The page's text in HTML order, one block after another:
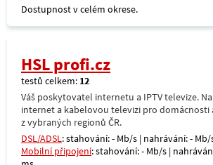
Dostupnost v celém okrese.
HSL profi.cz
testů celkem: 12
Váš poskytovatel internetu a IPTV televize.
internet a kabelovou televizi pro domácnosti
z vybraných regionů ČR.
DSL/ADSL: stahování: - Mb/s | nahrávání: -
Mobilní připojení: stahování: - Mb/s |